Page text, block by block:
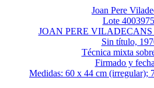
Joan Pere
Lote
JOAN PERE VILADECANS
Sin título,
Técnica mixta
Firmado y
Medidas: 60 x 44 cm (irregular);